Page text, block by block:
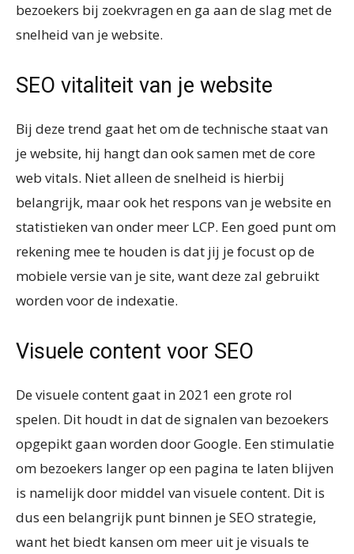
bezoekers bij zoekvragen en ga aan de slag met de
snelheid van je website.
SEO vitaliteit van je website
Bij deze trend gaat het om de technische staat van
je website, hij hangt dan ook samen met de core
web vitals. Niet alleen de snelheid is hierbij
belangrijk, maar ook het respons van je website en
statistieken van onder meer LCP. Een goed punt om
rekening mee te houden is dat jij je focust op de
mobiele versie van je site, want deze zal gebruikt
worden voor de indexatie.
Visuele content voor SEO
De visuele content gaat in 2021 een grote rol
spelen. Dit houdt in dat de signalen van bezoekers
opgepikt gaan worden door Google. Een stimulatie
om bezoekers langer op een pagina te laten blijven
is namelijk door middel van visuele content. Dit is
dus een belangrijk punt binnen je SEO strategie,
want het biedt kansen om meer uit je visuals te